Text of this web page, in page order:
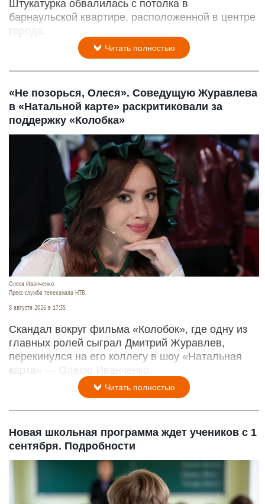
Штукатурка обвалилась с потолка в
барнаульской квартире, расположенной в центре
города.
Читать полностью
«Не позорься, Олеся». Соведущую Журавлева
в «Натальной карте» раскритиковали за
поддержку «Колобка»
Олеся Иванченко.
Пресс-служба телеканала НТВ.
8 августа 2026 в 17:35
Скандал вокруг фильма «Колобок», где одну из
главных ролей сыграл Дмитрий Журавлев,
перекинулся на его коллегу в шоу «Натальная
карта» — Олесю Иванченко.
Читать полностью
Новая школьная программа ждет учеников с 1
сентября. Подробности